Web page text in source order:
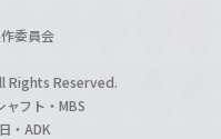
委員会
Rights Reserved.
フト・MBS
・ADK